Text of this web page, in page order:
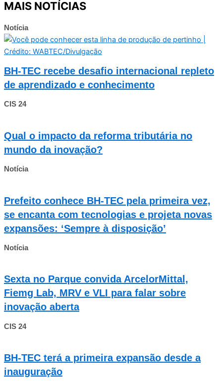
MAIS NOTÍCIAS
Notícia
BH-TEC recebe desafio internacional repleto
de aprendizado e conhecimento
CIS 24
Qual o impacto da reforma tributária no
mundo da inovação?
Notícia
Prefeito conhece BH-TEC pela primeira vez,
se encanta com tecnologias e projeta novas
expansões: ‘Sempre à disposição’
Notícia
Sexta no Parque convida ArcelorMittal,
Fiemg Lab, MRV e VLI para falar sobre
inovação aberta
CIS 24
BH-TEC terá a primeira expansão desde a
inauguração